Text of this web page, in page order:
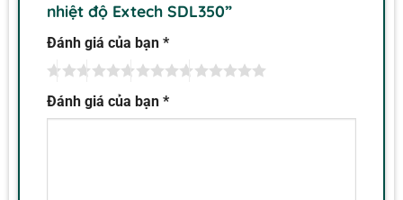
nhiệt độ Extech SDL350”
Đánh giá của bạn *
Đánh giá của bạn *